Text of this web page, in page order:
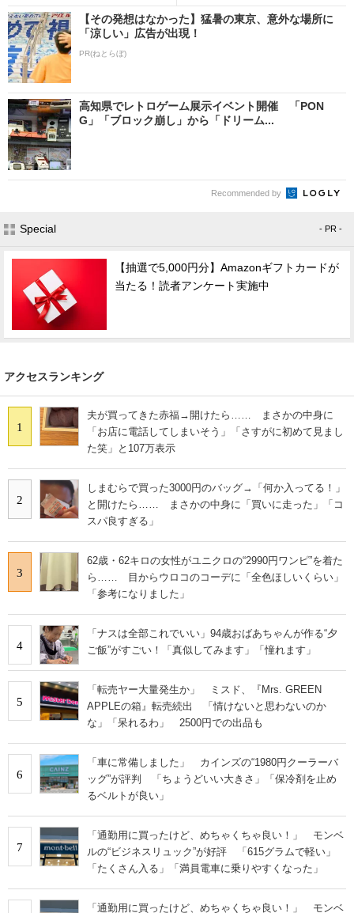
【その発想はなかった】猛暑の東京、意外な場所に
「涼しい」広告が出現！
PR(ねとらぼ)
高知県でレトロゲーム展示イベント開催 「PON
G」「ブロック崩し」から「ドリーム...
Recommended by
Special - PR -
【抽選で5,000円分】Amazonギフトカードが
当たる！読者アンケート実施中
アクセスランキング
1
夫が買ってきた赤福→開けたら…… まさかの中身に
「お店に電話してしまいそう」「さすがに初めて見まし
た笑」と107万表示
2
しまむらで買った3000円のバッグ→「何か入ってる！」
と開けたら…… まさかの中身に「買いに走った」「コ
スパ良すぎる」
3
62歳・62キロの女性がユニクロの“2990円ワンピ”を着た
ら…… 目からウロコのコーデに「全色ほしいくらい」
「参考になりました」
4
「ナスは全部これでいい」94歳おばあちゃんが作る“夕
ご飯”がすごい！「真似してみます」「憧れます」
5
「転売ヤー大量発生か」 ミスド、『Mrs. GREEN
APPLEの箱』転売続出 「情けないと思わないのか
な」「呆れるわ」 2500円での出品も
6
「車に常備しました」 カインズの“1980円クーラーバ
ッグ”が評判 「ちょうどいい大きさ」「保冷剤を止め
るベルトが良い」
7
「通勤用に買ったけど、めちゃくちゃ良い！」 モンベ
ルの“ビジネスリュック”が好評 「615グラムで軽い」
「たくさん入る」「満員電車に乗りやすくなった」
「通勤用に買ったけど、めちゃくちゃ良い！」 モンベ